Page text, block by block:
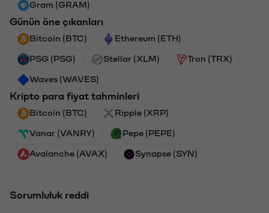
Gram (GRAM)
Günün öne çıkanları
Bitcoin (BTC) Ethereum (ETH)
PSG (PSG) Stellar (XLM) Tron (TRX)
Waves (WAVES)
Kripto para fiyat tahminleri
Bitcoin (BTC) Ripple (XRP)
Vanar (VANRY) Pepe (PEPE)
Avalanche (AVAX) Synapse (SYN)
Sorumluluk reddi